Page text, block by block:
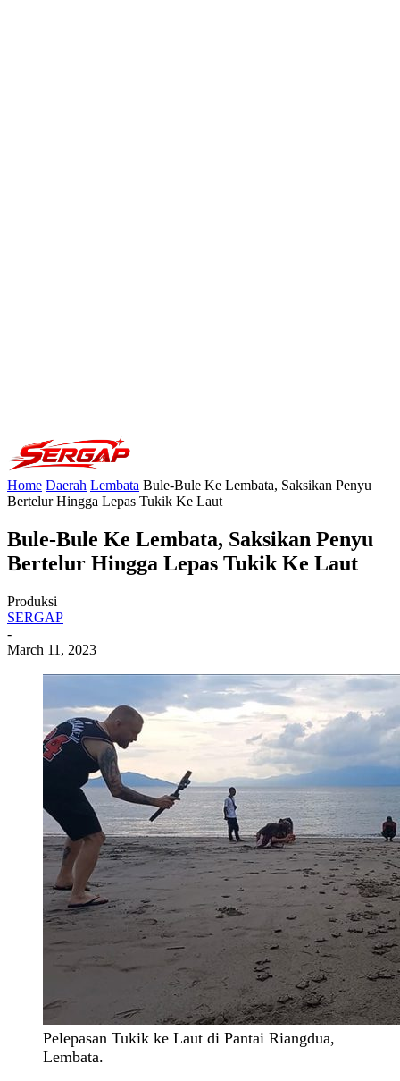
Home Daerah Lembata Bule-Bule Ke Lembata, Saksikan Penyu
Bertelur Hingga Lepas Tukik Ke Laut
Bule-Bule Ke Lembata, Saksikan Penyu
Bertelur Hingga Lepas Tukik Ke Laut
Produksi
SERGAP
-
March 11, 2023
Pelepasan Tukik ke Laut di Pantai Riangdua,
Lembata.